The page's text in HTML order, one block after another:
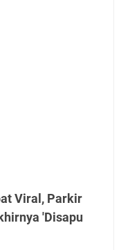
Viral, Parkir
'Disapu